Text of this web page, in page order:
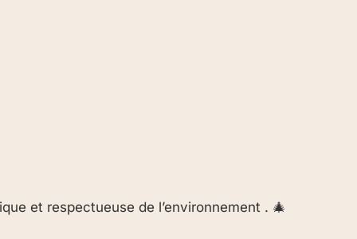
et respectueuse de l’environnement . 🎄